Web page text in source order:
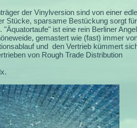
der Vinylversion sind von einer
Stücke, sparsame Bestückung sorgt
ist eine rein Berliner
gemastert wie (fast) immer
und den Vertrieb kümmert
von Rough Trade Distribution